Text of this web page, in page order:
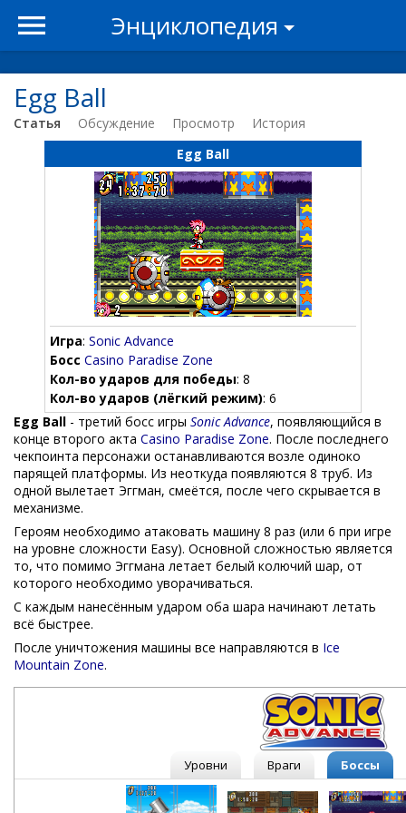
Энциклопедия
Egg Ball
Статья Обсуждение Просмотр
История
Egg Ball
Игра: Sonic Advance
Босс Casino Paradise Zone
Кол-во ударов для победы: 8
Кол-во ударов (лёгкий режим): 6
Egg Ball - третий босс игры Sonic Advance, появляющийся в
конце второго акта Casino Paradise Zone. После последнего
чекпоинта персонажи останавливаются возле одиноко
парящей платформы. Из неоткуда появляются 8 труб. Из
одной вылетает Эггман, смеётся, после чего скрывается в
механизме.
Героям необходимо атаковать машину 8 раз (или 6 при игре
на уровне сложности Easy). Основной сложностью является
то, что помимо Эггмана летает белый колючий шар, от
которого необходимо уворачиваться.
С каждым нанесённым ударом оба шара начинают летать
всё быстрее.
После уничтожения машины все направляются в Ice
Mountain Zone.
Уровни Враги Боссы